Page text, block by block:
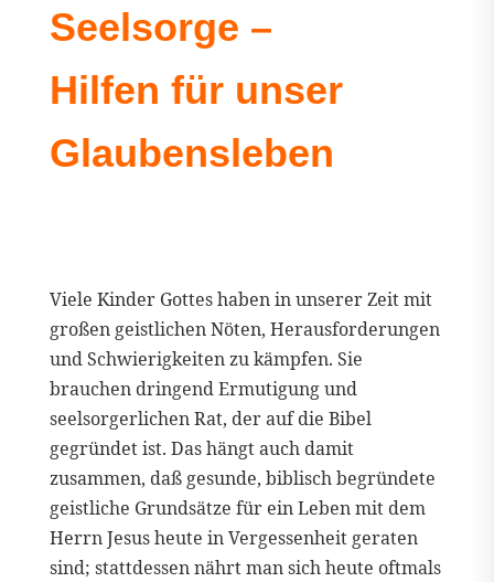
Seelsorge –
Hilfen für unser
Glaubensleben
Viele Kinder Gottes haben in unserer Zeit mit
großen geistlichen Nöten, Herausforderungen
und Schwierigkeiten zu kämpfen. Sie
brauchen dringend Ermutigung und
seelsorgerlichen Rat, der auf die Bibel
gegründet ist. Das hängt auch damit
zusammen, daß gesunde, biblisch begründete
geistliche Grundsätze für ein Leben mit dem
Herrn Jesus heute in Vergessenheit geraten
sind; stattdessen nährt man sich heute oftmals